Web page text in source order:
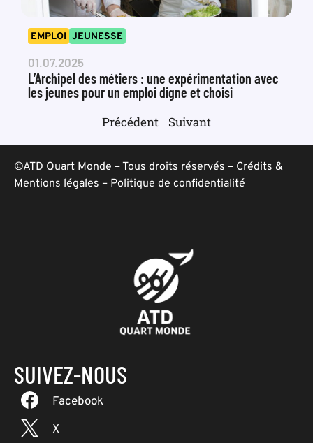
EMPLOI JEUNESSE
01.07.2025
L’Archipel des métiers : une expérimentation avec
les jeunes pour un emploi digne et choisi
Précédent Suivant
©ATD Quart Monde – Tous droits réservés – Crédits &
Mentions légales – Politique de confidentialité
SUIVEZ-NOUS
Facebook
X